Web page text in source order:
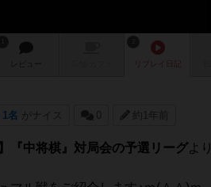
レビュー
1名 がナイス 0 約1年前
『中将棋』対局会の予選リーグより